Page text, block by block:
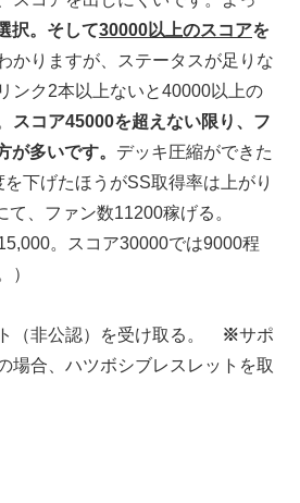
択。そして30000以上のスコアを
かりますが、ステータスが足りな
ンク2本以上ないと40000以上の
スコア45000を超えない限り、フ
が多いです。 デッキ圧縮ができた
下げたほうがSS取得率は上がり
て、ファン数11200稼げる。
。スコア30000では9000程
）
（非公認）を受け取る。 ※サポ
場合、ハツボシブレスレットを取